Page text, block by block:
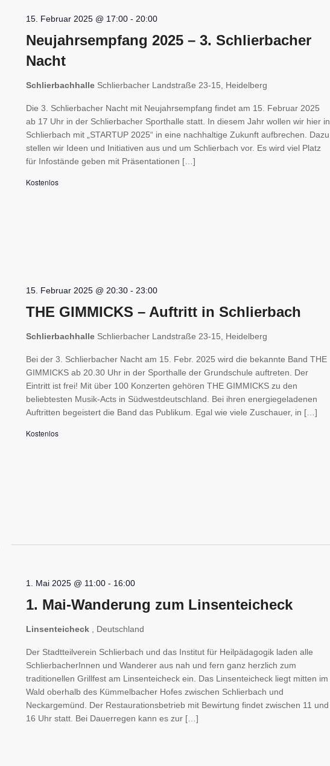
Neujahrsempfang 2025 – 3. Schlierbacher
Nacht
15. Februar 2025 @ 17:00 - 20:00
Schlierbachhalle Schlierbacher Landstraße 23-15, Heidelberg
Die 3. Schlierbacher Nacht mit Neujahrsempfang findet am 15. Februar 2025
ab 17 Uhr in der Schlierbacher Sporthalle statt. In diesem Jahr wollen wir hier in
Schlierbach mit „STARTUP 2025“ in eine nachhaltige Zukunft aufbrechen. Dazu
stellen wir Ideen und Initiativen aus und um Schlierbach vor. Es wird viel Platz
für Infostände geben mit Präsentationen […]
Kostenlos
THE GIMMICKS – Auftritt in Schlierbach
15. Februar 2025 @ 20:30 -23:00
Schlierbachhalle Schlierbacher Landstraße 23-15, Heidelberg
Bei der 3. Schlierbacher Nacht am 15. Febr. 2025 wird die bekannte Band THE
GIMMICKS ab 20.30 Uhr in der Sporthalle der Grundschule auftreten. Der
Eintritt ist frei! Mit über 100 Konzerten gehören THE GIMMICKS zu den
beliebtesten Musik-Acts in Südwestdeutschland. Bei ihren energiegeladenen
Auftritten begeistert die Band das Publikum. Egal wie viele Zuschauer, in […]
Kostenlos
1. Mai-Wanderung zum Linsenteicheck
1. Mai 2025 @ 11:00 - 16:00
Linsenteicheck , Deutschland
Der Stadtteilverein Schlierbach und das Institut für Heilpädagogik laden alle
SchlierbacherInnen und Wanderer aus nah und fern ganz herzlich zum
traditionellen Grillfest am Linsenteicheck ein. Das Linsenteicheck liegt mitten im
Wald oberhalb des Kümmelbacher Hofes zwischen Schlierbach und
Neckargemünd. Der Restaurationsbetrieb mit Bewirtung findet zwischen 11 und
16 Uhr statt. Bei Dauerregen kann es zur […]